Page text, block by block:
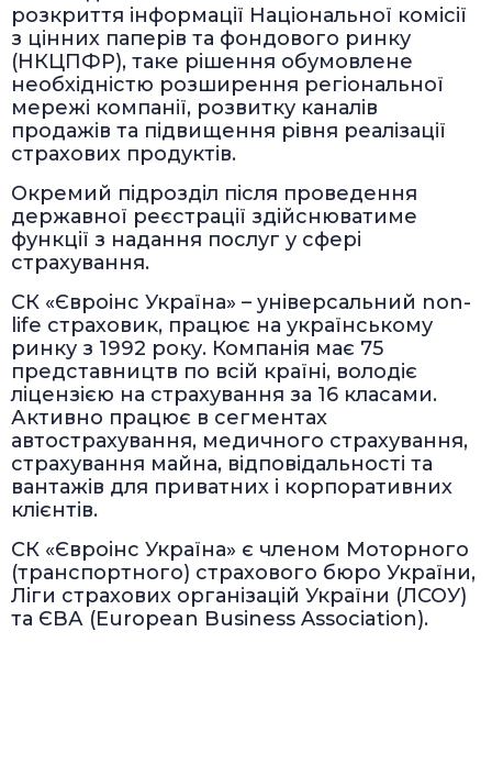
розкриття інформації Національної комісії
з цінних паперів та фондового ринку
(НКЦПФР), таке рішення обумовлене
необхідністю розширення регіональної
мережі компанії, розвитку каналів
продажів та підвищення рівня реалізації
страхових продуктів.
Окремий підрозділ після проведення
державної реєстрації здійснюватиме
функції з надання послуг у сфері
страхування.
СК «Євроінс Україна» – універсальний non-
life страховик, працює на українському
ринку з 1992 року. Компанія має 75
представництв по всій країні, володіє
ліцензією на страхування за 16 класами.
Активно працює в сегментах
автострахування, медичного страхування,
страхування майна, відповідальності та
вантажів для приватних і корпоративних
клієнтів.
СК «Євроінс Україна» є членом Моторного
(транспортного) страхового бюро України,
Ліги страхових організацій України (ЛСОУ)
та ЄВА (European Business Association).